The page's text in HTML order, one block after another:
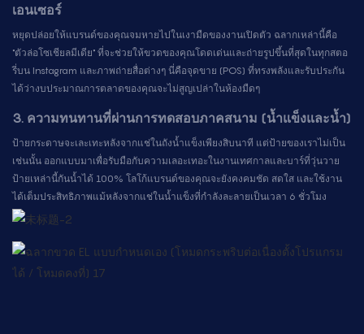
เอนเซอร์
หยุดปล่อยให้แบรนด์ของคุณจมหายไปในเงามืดของงานเปิดตัว ฉลากเหล่านี้คือ
"ตัวล่อโซเชียลมีเดีย" ที่จะช่วยให้ขวดของคุณโดดเด่นและถ่ายรูปขึ้นที่สุดในทุกสตอ
รี่บน Instagram และภาพถ่ายสื่อต่างๆ นี่คือจุดขาย (POS) ที่ทรงพลังและรับประกัน
ได้ว่างบประมาณการตลาดของคุณจะไม่สูญเปล่าในห้องมืดๆ
3. ความทนทานที่ผ่านการทดสอบภาคสนาม (น้ำแข็งและน้ำ)
ป้ายกระดาษจะเละเทะหลังจากแช่ในถังน้ำแข็งเพียงสิบนาที แต่ป้ายของเราไม่เป็น
เช่นนั้น ออกแบบมาเพื่อรับมือกับความเลอะเทอะในงานเทศกาลและบาร์ที่วุ่นวาย
ป้ายเหล่านี้กันน้ำได้ 100% โลโก้แบรนด์ของคุณจะยังคงคมชัด สดใส และใช้งาน
ได้เต็มประสิทธิภาพแม้หลังจากแช่ในน้ำแข็งที่กำลังละลายเป็นเวลา 6 ชั่วโมง